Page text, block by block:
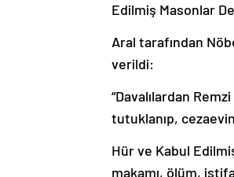
Edilmiş Masonlar
Aral tarafından
verildi:
“Davalılardan
tutuklanıp,
Hür ve Kabul
makamı, ölüm,